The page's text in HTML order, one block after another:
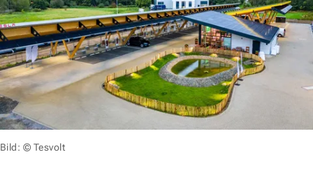
Bild: © Tesvolt